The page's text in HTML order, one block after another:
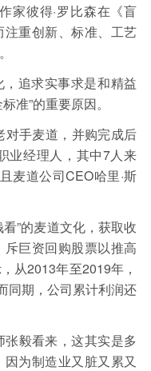
家彼得·罗比森在《盲
重创新、标准、工艺
追求实事求是和精益
准”的重要原因。
对手麦道，并购完成后
业经理人，其中7人来
麦道公司CEO哈里·斯
”的麦道文化，获取收
巨资回购股票以推高
从2013年至2019年，
同期，公司累计利润还
毅看来，这其实是多
为制造业又脏又累又